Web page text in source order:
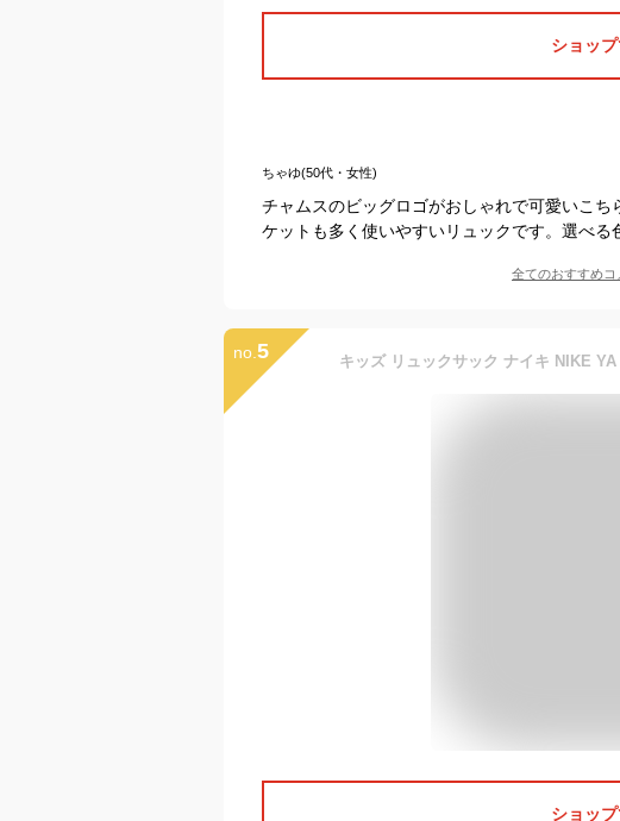
ショッ
ちゃゆ(50代・女性)
チャムスのビッグロゴがおしゃれで可愛いこ
ケットも多く使いやすいリュックです。選べる
全てのおすすめコ
no. 5
ショッ